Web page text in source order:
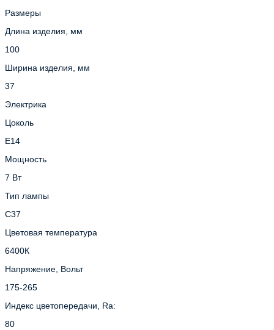
Размеры
Длина изделия, мм
100
Ширина изделия, мм
37
Электрика
Цоколь
E14
Мощность
7 Вт
Тип лампы
C37
Цветовая температура
6400К
Напряжение, Вольт
175-265
Индекс цветопередачи, Ra:
80